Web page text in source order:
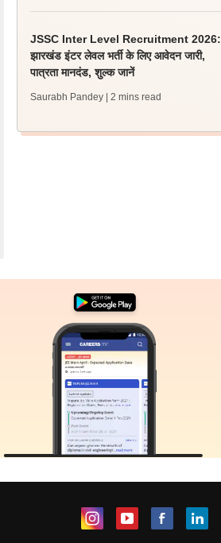
JSSC Inter Level Recruitment 2026:
झारखंड इंटर लेवल भर्ती के लिए आवेदन जारी,
पात्रता मानदंड, शुल्क जानें
Saurabh Pandey | 2 mins read